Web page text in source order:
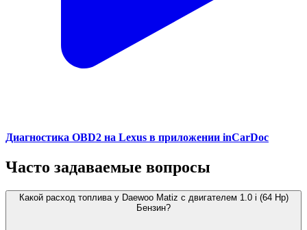
Диагностика OBD2 на Lexus в приложении inCarDoc
Часто задаваемые вопросы
Какой расход топлива у Daewoo Matiz с двигателем 1.0 i (64 Hp)
Бензин?